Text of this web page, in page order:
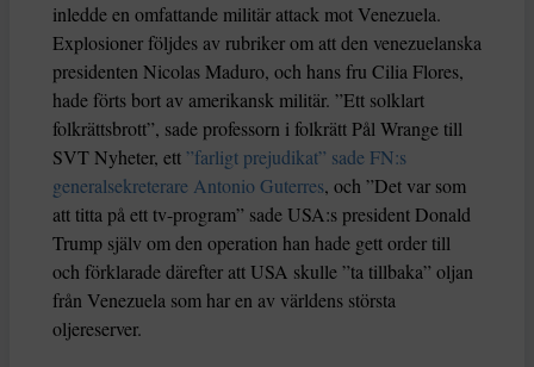
inledde en omfattande militär attack mot Venezuela.
Explosioner följdes av rubriker om att den venezuelanska
presidenten Nicolas Maduro, och hans fru Cilia Flores,
hade förts bort av amerikansk militär. ”Ett solklart
folkrättsbrott”, sade professorn i folkrätt Pål Wrange till
SVT Nyheter, ett ”farligt prejudikat” sade FN:s
generalsekreterare Antonio Guterres, och ”Det var som
att titta på ett tv-program” sade USA:s president Donald
Trump själv om den operation han hade gett order till
och förklarade därefter att USA skulle ”ta tillbaka” oljan
från Venezuela som har en av världens största
oljereserver.